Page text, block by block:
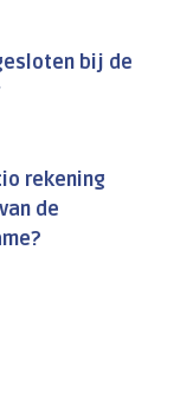
bij de
rekening
de